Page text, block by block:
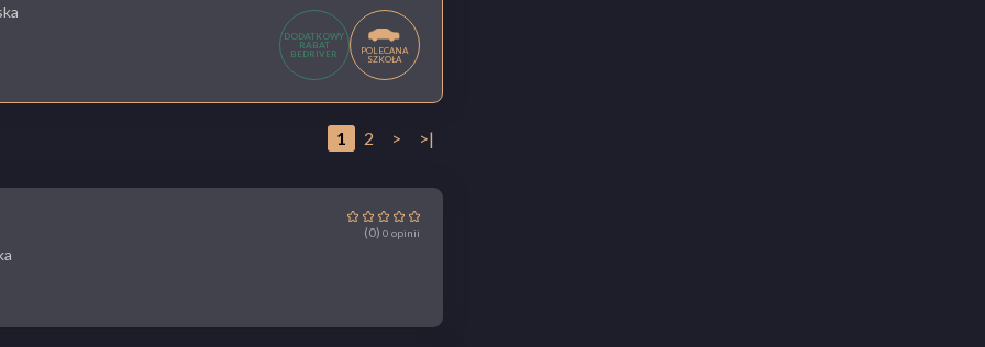
DODATKOWY
RABAT
BEDRIVER
POLECANA
SZKOŁA
1 2 > >|
(0) 0 opinii